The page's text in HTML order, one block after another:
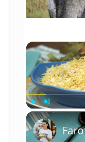
Play Unmute